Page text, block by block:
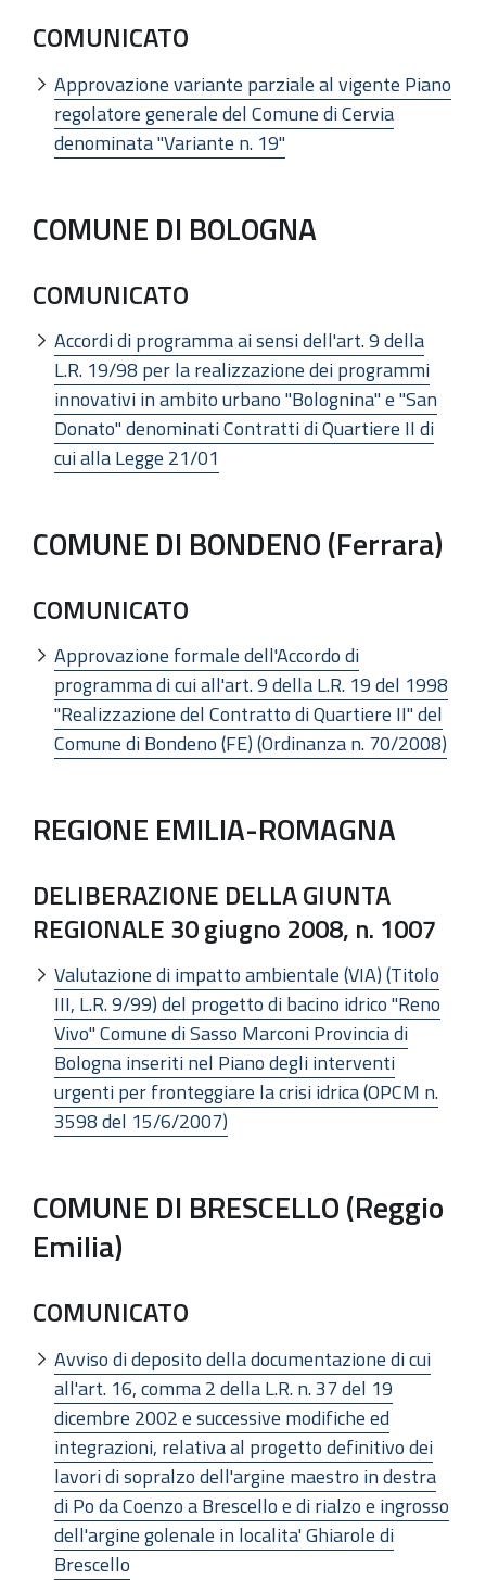
COMUNICATO
Approvazione variante parziale al vigente Piano
regolatore generale del Comune di Cervia
denominata "Variante n. 19"
COMUNE DI BOLOGNA
COMUNICATO
Accordi di programma ai sensi dell'art. 9 della
L.R. 19/98 per la realizzazione dei programmi
innovativi in ambito urbano "Bolognina" e "San
Donato" denominati Contratti di Quartiere II di
cui alla Legge 21/01
COMUNE DI BONDENO (Ferrara)
COMUNICATO
Approvazione formale dell'Accordo di
programma di cui all'art. 9 della L.R. 19 del 1998
"Realizzazione del Contratto di Quartiere II" del
Comune di Bondeno (FE) (Ordinanza n. 70/2008)
REGIONE EMILIA-ROMAGNA
DELIBERAZIONE DELLA GIUNTA
REGIONALE 30 giugno 2008, n. 1007
Valutazione di impatto ambientale (VIA) (Titolo
III, L.R. 9/99) del progetto di bacino idrico "Reno
Vivo" Comune di Sasso Marconi Provincia di
Bologna inseriti nel Piano degli interventi
urgenti per fronteggiare la crisi idrica (OPCM n.
3598 del 15/6/2007)
COMUNE DI BRESCELLO (Reggio
Emilia)
COMUNICATO
Avviso di deposito della documentazione di cui
all'art. 16, comma 2 della L.R. n. 37 del 19
dicembre 2002 e successive modifiche ed
integrazioni, relativa al progetto definitivo dei
lavori di sopralzo dell'argine maestro in destra
di Po da Coenzo a Brescello e di rialzo e ingrosso
dell'argine golenale in localita' Ghiarole di
Brescello